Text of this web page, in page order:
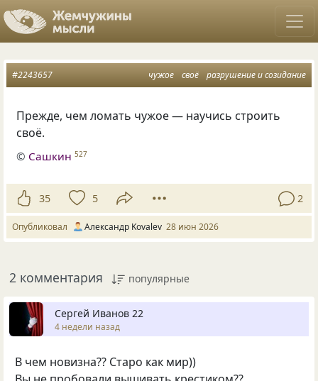
чужое своё разрушение и созидание
#2243657
Прежде, чем ломать чужое — научись строить
своё.
© Сашкин 527
35 5 2
Опубликовал Александр Kovalev 28 июн 2026
2 комментария популярные
Сергей Иванов 22
4 недели назад
В чем новизна?? Старо как мир))